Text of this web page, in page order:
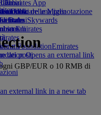
dei posti
FoundationEmirates
Opens an external link
Dubai
a Dubai
a Dubai
calcolo delle Miglia
Skywards
Emirates App
modificare una prenotazione
su Emirates
GBP/EUR o 10 RMB di
external link in a new tab